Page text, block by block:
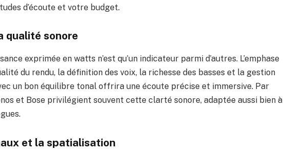
d’écoute et votre budget.
qualité sonore
exprimée en watts n’est qu’un indicateur parmi d’autres. L’emphase
du rendu, la définition des voix, la richesse des basses et la gestion
un bon équilibre tonal offrira une écoute précise et immersive. Par
et Bose privilégient souvent cette clarté sonore, adaptée aussi bien à
et la spatialisation